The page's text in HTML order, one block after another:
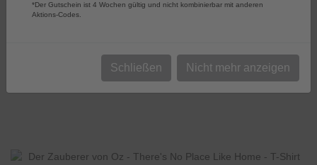
Artikel pro Seite 52
*Der Gutschein ist 4 Wochen gültig und nicht kombinierbar mit anderen
Aktions-Codes.
Schließen Nicht mehr anzeigen